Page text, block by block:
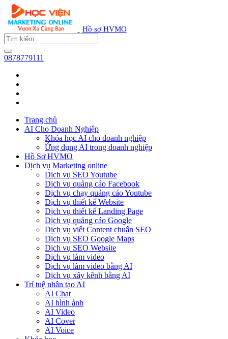
Hồ sơ HVMO
0878779111
Trang chủ
AI Cho Doanh Nghiệp
Khóa học AI cho doanh nghiệp
Ứng dụng AI trong doanh nghiệp
Hồ Sơ HVMO
Dịch vụ Marketing online
Dịch vụ SEO Youtube
Dịch vụ quảng cáo Facebook
Dịch vụ chạy quảng cáo Youtube
Dịch vụ thiết kế Website
Dịch vụ thiết kế Landing Page
Dịch vụ quảng cáo Google
Dịch vụ viết Content chuẩn SEO
Dịch vụ SEO Google Maps
Dịch vụ SEO Website
Dịch vụ làm video
Dịch vụ làm video bằng AI
Dịch vụ xây kênh bằng AI
Trí tuệ nhân tạo AI
AI Chat
AI hình ảnh
AI Video
AI Cover
AI Voice